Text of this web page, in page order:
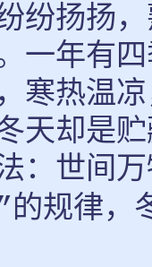
纷扬扬
一年有
寒热温
天却是
：世间
的规律，